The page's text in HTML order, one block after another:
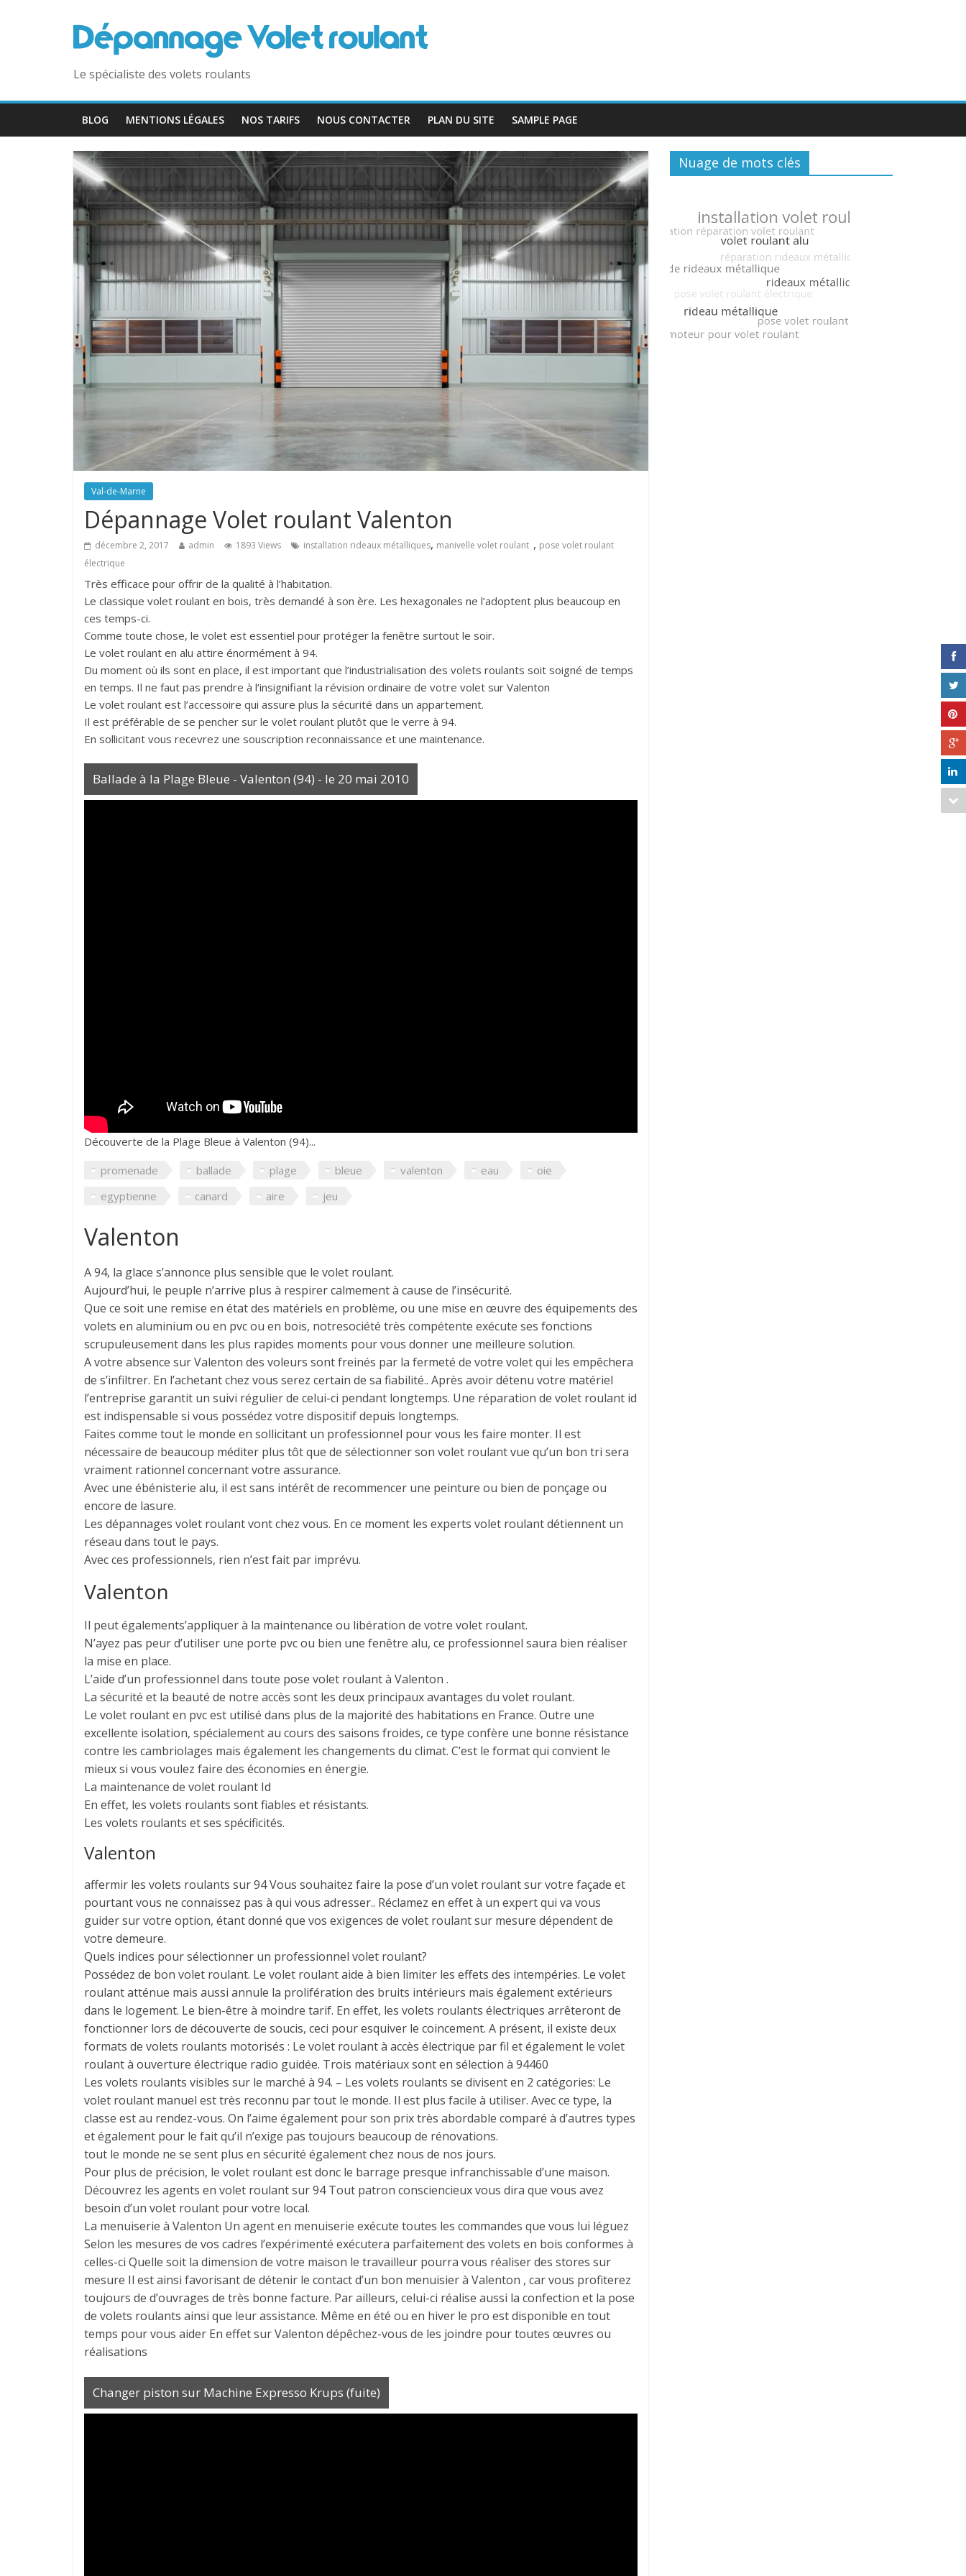
Le spécialiste des volets roulants
BLOG MENTIONS LÉGALES NOS TARIFS NOUS CONTACTER PLAN DU SITE SAMPLE PAGE
Val-de-Marne
Dépannage Volet roulant Valenton
décembre 2, 2017 admin 1893 Views installation rideaux métalliques, manivelle volet roulant , pose volet roulant
électrique
Très efficace pour offrir de la qualité à l’habitation.
Le classique volet roulant en bois, très demandé à son ère. Les hexagonales ne l’adoptent plus beaucoup en
ces temps-ci.
Comme toute chose, le volet est essentiel pour protéger la fenêtre surtout le soir.
Le volet roulant en alu attire énormément à 94.
Du moment où ils sont en place, il est important que l’industrialisation des volets roulants soit soigné de temps
en temps. Il ne faut pas prendre à l’insignifiant la révision ordinaire de votre volet sur Valenton
Le volet roulant est l’accessoire qui assure plus la sécurité dans un appartement.
Il est préférable de se pencher sur le volet roulant plutôt que le verre à 94.
En sollicitant vous recevrez une souscription reconnaissance et une maintenance.
Ballade à la Plage Bleue - Valenton (94) - le 20 mai 2010
Découverte de la Plage Bleue à Valenton (94)...
promenade
ballade plage bleue valenton eau
oie
egyptienne
canard aire jeu
Valenton
A 94, la glace s’annonce plus sensible que le volet roulant.
Aujourd’hui, le peuple n’arrive plus à respirer calmement à cause de l’insécurité.
Que ce soit une remise en état des matériels en problème, ou une mise en œuvre des équipements des
volets en aluminium ou en pvc ou en bois, notresociété très compétente exécute ses fonctions
scrupuleusement dans les plus rapides moments pour vous donner une meilleure solution.
A votre absence sur Valenton des voleurs sont freinés par la fermeté de votre volet qui les empêchera
de s’infiltrer. En l’achetant chez vous serez certain de sa fiabilité.. Après avoir détenu votre matériel
l’entreprise garantit un suivi régulier de celui-ci pendant longtemps. Une réparation de volet roulant id
est indispensable si vous possédez votre dispositif depuis longtemps.
Faites comme tout le monde en sollicitant un professionnel pour vous les faire monter. Il est
nécessaire de beaucoup méditer plus tôt que de sélectionner son volet roulant vue qu’un bon tri sera
vraiment rationnel concernant votre assurance.
Avec une ébénisterie alu, il est sans intérêt de recommencer une peinture ou bien de ponçage ou
encore de lasure.
Les dépannages volet roulant vont chez vous. En ce moment les experts volet roulant détiennent un
réseau dans tout le pays.
Avec ces professionnels, rien n’est fait par imprévu.
Valenton
Il peut égalements’appliquer à la maintenance ou libération de votre volet roulant.
N’ayez pas peur d’utiliser une porte pvc ou bien une fenêtre alu, ce professionnel saura bien réaliser
la mise en place.
L’aide d’un professionnel dans toute pose volet roulant à Valenton .
La sécurité et la beauté de notre accès sont les deux principaux avantages du volet roulant.
Le volet roulant en pvc est utilisé dans plus de la majorité des habitations en France. Outre une
excellente isolation, spécialement au cours des saisons froides, ce type confère une bonne résistance
contre les cambriolages mais également les changements du climat. C’est le format qui convient le
mieux si vous voulez faire des économies en énergie.
La maintenance de volet roulant Id
En effet, les volets roulants sont fiables et résistants.
Les volets roulants et ses spécificités.
Valenton
affermir les volets roulants sur 94 Vous souhaitez faire la pose d’un volet roulant sur votre façade et
pourtant vous ne connaissez pas à qui vous adresser.. Réclamez en effet à un expert qui va vous
guider sur votre option, étant donné que vos exigences de volet roulant sur mesure dépendent de
votre demeure.
Quels indices pour sélectionner un professionnel volet roulant?
Possédez de bon volet roulant. Le volet roulant aide à bien limiter les effets des intempéries. Le volet
roulant atténue mais aussi annule la prolifération des bruits intérieurs mais également extérieurs
dans le logement. Le bien-être à moindre tarif. En effet, les volets roulants électriques arrêteront de
fonctionner lors de découverte de soucis, ceci pour esquiver le coincement. A présent, il existe deux
formats de volets roulants motorisés : Le volet roulant à accès électrique par fil et également le volet
roulant à ouverture électrique radio guidée. Trois matériaux sont en sélection à 94460
Les volets roulants visibles sur le marché à 94. – Les volets roulants se divisent en 2 catégories: Le
volet roulant manuel est très reconnu par tout le monde. Il est plus facile à utiliser. Avec ce type, la
classe est au rendez-vous. On l’aime également pour son prix très abordable comparé à d’autres types
et également pour le fait qu’il n’exige pas toujours beaucoup de rénovations.
tout le monde ne se sent plus en sécurité également chez nous de nos jours.
Pour plus de précision, le volet roulant est donc le barrage presque infranchissable d’une maison.
Découvrez les agents en volet roulant sur 94 Tout patron consciencieux vous dira que vous avez
besoin d’un volet roulant pour votre local.
La menuiserie à Valenton Un agent en menuiserie exécute toutes les commandes que vous lui léguez
Selon les mesures de vos cadres l’expérimenté exécutera parfaitement des volets en bois conformes à
celles-ci Quelle soit la dimension de votre maison le travailleur pourra vous réaliser des stores sur
mesure Il est ainsi favorisant de détenir le contact d’un bon menuisier à Valenton , car vous profiterez
toujours de d’ouvrages de très bonne facture. Par ailleurs, celui-ci réalise aussi la confection et la pose
de volets roulants ainsi que leur assistance. Même en été ou en hiver le pro est disponible en tout
temps pour vous aider En effet sur Valenton dépêchez-vous de les joindre pour toutes œuvres ou
réalisations
Changer piston sur Machine Expresso Krups (fuite)
Nuage de mots clés